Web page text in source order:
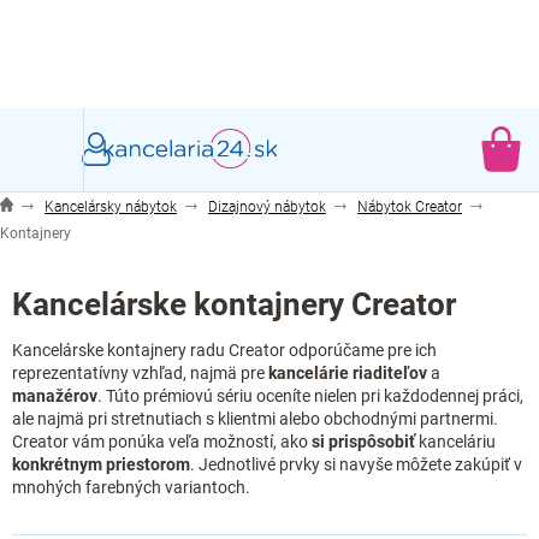
Kancelársky nábytok Dizajnový nábytok
Nábytok Creator
Kontajnery
Kancelárske kontajnery Creator
Kancelárske kontajnery radu Creator odporúčame pre ich
reprezentatívny vzhľad, najmä pre kancelárie riaditeľova
manažérov. Túto prémiovú sériu oceníte nielen pri každodennej práci,
ale najmä pri stretnutiach s klientmi alebo obchodnými partnermi.
Creator vám ponúka veľa možností, akosi prispôsobiťkanceláriu
konkrétnym priestorom. Jednotlivé prvky si navyše môžete zakúpiť v
mnohých farebných variantoch.